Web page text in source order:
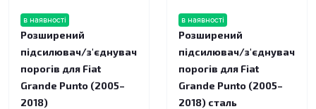
в наявності
Розширений
підсилювач/з'єднувач
порогів для Fiat
Grande Punto (2005–
2018)
в наявності
Розширений
підсилювач/з'єднувач
порогів для Fiat
Grande Punto (2005–
2018) сталь